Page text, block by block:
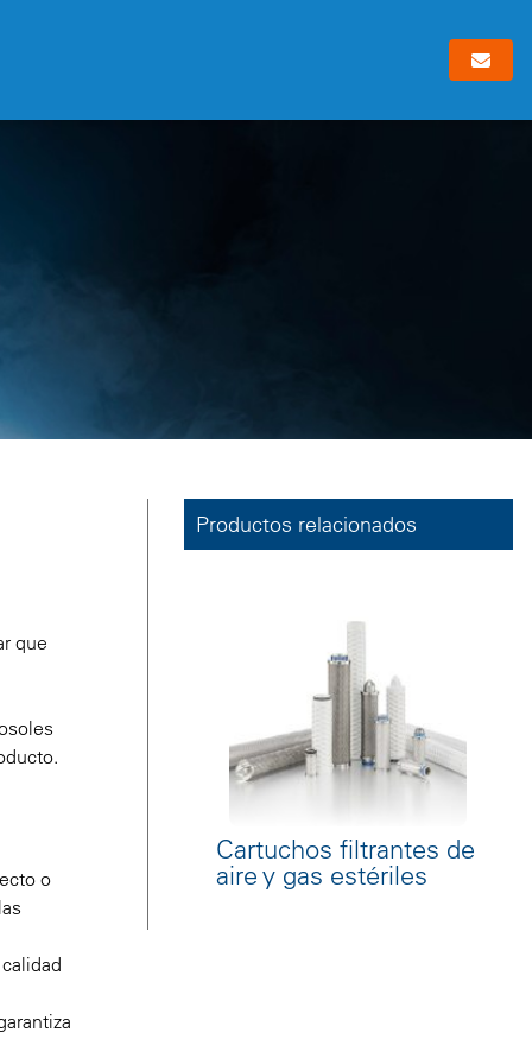
que
o
Productos relacionados
Cartuchos filtrantes de
aire y gas estériles